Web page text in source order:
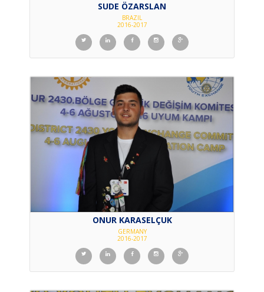
SUDE ÖZARSLAN
BRAZIL
2016-2017
ONUR KARASELÇUK
GERMANY
2016-2017